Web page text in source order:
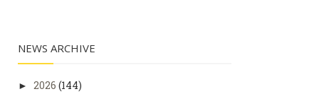
NEWS ARCHIVE
► 2026 (144)